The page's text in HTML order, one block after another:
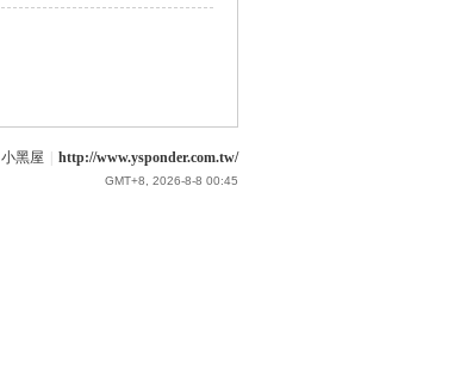
小黑屋 http://www.ysponder.com.tw/
GMT+8, 2026-8-8 00:45